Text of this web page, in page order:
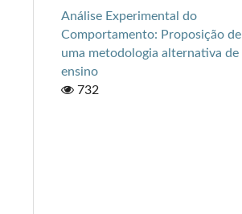
Análise Experimental do
Comportamento: Proposição de
uma metodologia alternativa de
ensino
732